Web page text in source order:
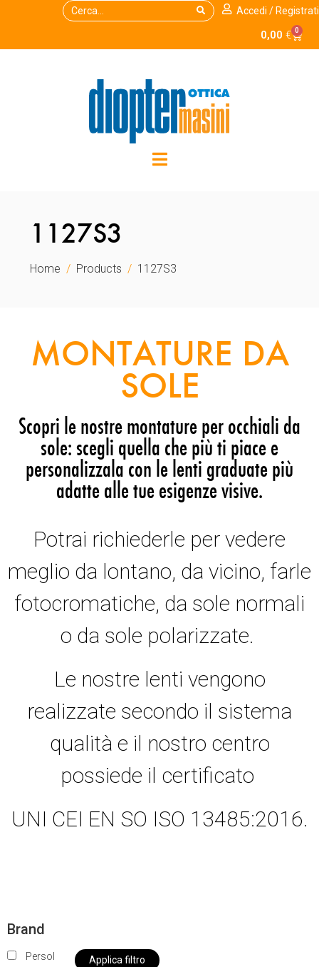
Accedi / Registrati
0,00 € 0
1127S3
Home Products 1127S3
MONTATURE DA
SOLE
Scopri le nostre montature per occhiali da
sole: scegli quella che più ti piace e
personalizzala con le lenti graduate più
adatte alle tue esigenze visive.
Potrai richiederle per vedere
meglio da lontano, da vicino, farle
fotocromatiche, da sole normali
o da sole polarizzate.
Le nostre lenti vengono
realizzate secondo il sistema
qualità e il nostro centro
possiede il certificato
UNI CEI EN SO ISO 13485:2016.
Brand
Persol Applica filtro